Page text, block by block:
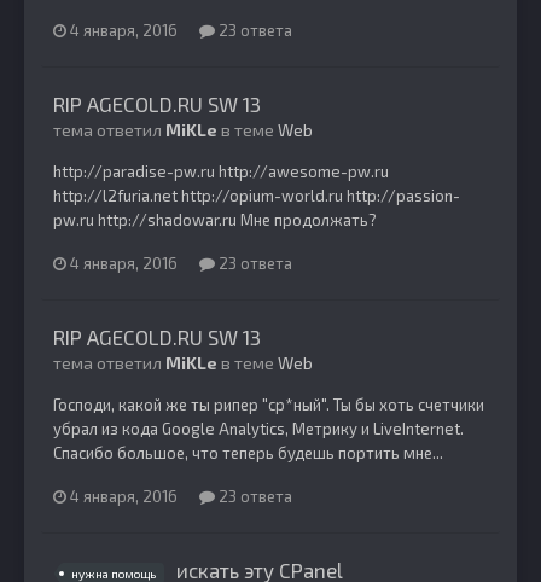
4 января, 2016 23 ответа
RIP AGECOLD.RU SW 13
тема ответил MiKLe в теме Web
http://paradise-pw.ru http://awesome-pw.ru
http://l2furia.net http://opium-world.ru http://passion-
pw.ru http://shadowar.ru Мне продолжать?
4 января, 2016 23 ответа
RIP AGECOLD.RU SW 13
тема ответил MiKLe в теме Web
Господи, какой же ты рипер "ср*ный". Ты бы хоть счетчики
убрал из кода Google Analytics, Метрику и LiveInternet.
Спасибо большое, что теперь будешь портить мне...
4 января, 2016 23 ответа
нужна помощь искать эту CPanel